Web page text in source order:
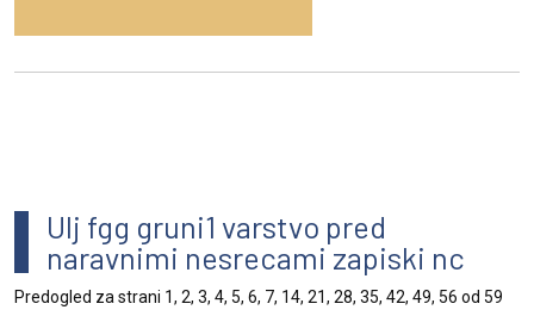
Ulj fgg gruni1 varstvo pred
naravnimi nesrecami zapiski nc
Predogled za strani 1, 2, 3, 4, 5, 6, 7, 14, 21, 28, 35, 42, 49, 56 od 59